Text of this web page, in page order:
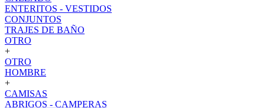
ENTERITOS - VESTIDOS
CONJUNTOS
TRAJES DE BAÑO
OTRO
+
OTRO
HOMBRE
+
CAMISAS
ABRIGOS - CAMPERAS